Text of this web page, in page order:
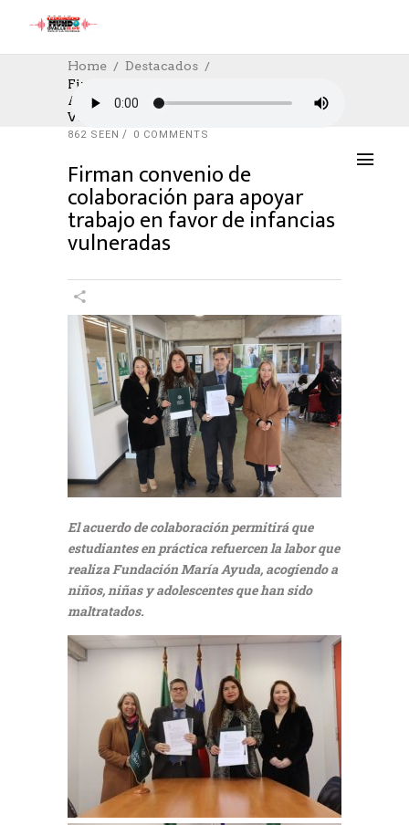
Home
Destacados
Firman Convenio De Colaboración Para
Apoyar Trabajo En Favor De Infancias
Vulneradas
DESTACADOS EDUCACION,SOCIAL,SOCIAL
01/08/2023
862 SEEN
0 COMMENTS
Firman convenio de
colaboración para apoyar
trabajo en favor de infancias
vulneradas
El acuerdo de colaboración permitirá que
estudiantes en práctica refuercen la labor que
realiza Fundación María Ayuda, acogiendo a
niños, niñas y adolescentes que han sido
maltratados.